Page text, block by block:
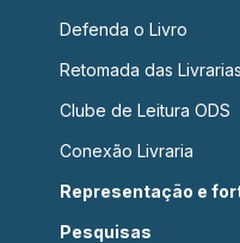
Defenda o Livro
Retomada das Livrarias
Clube de Leitura ODS
Conexão Livraria
Representação e
Pesquisas